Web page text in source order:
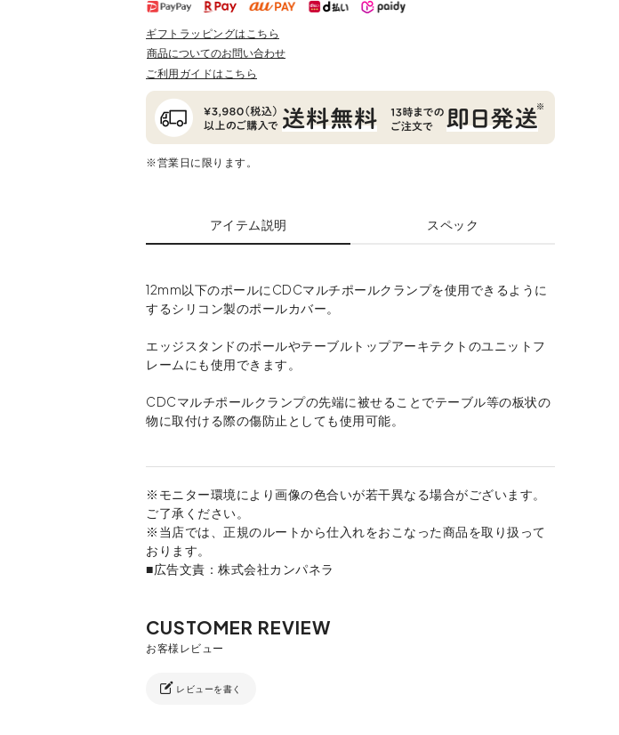
ギフトラッピングはこちら
商品についてのお問い合わせ
ご利用ガイドはこちら
※営業日に限ります。
アイテム説明 スペック
12mm以下のポールにCDCマルチポールクランプを使用できるように
するシリコン製のポールカバー。
エッジスタンドのポールやテーブルトップアーキテクトのユニットフ
レームにも使用できます。
CDCマルチポールクランプの先端に被せることでテーブル等の板状の
物に取付ける際の傷防止としても使用可能。
※モニター環境により画像の色合いが若干異なる場合がございます。
ご了承ください。
※当店では、正規のルートから仕入れをおこなった商品を取り扱って
おります。
■広告文責：株式会社カンパネラ
レビューを書く